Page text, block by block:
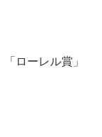
ローレル賞」